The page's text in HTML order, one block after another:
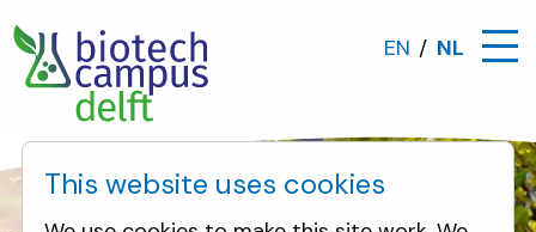
EN NL
This website uses cookies